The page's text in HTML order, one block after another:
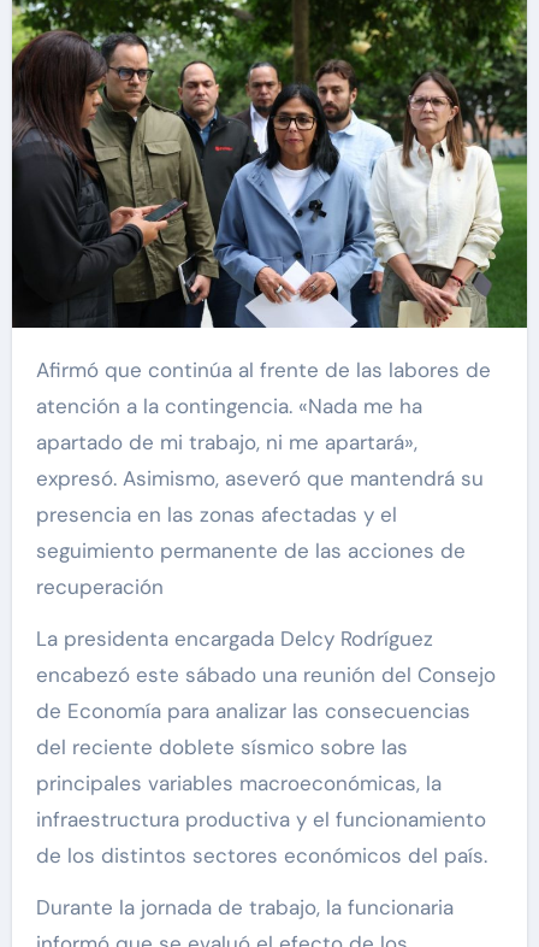
Afirmó que continúa al frente de las labores de
atención a la contingencia. «Nada me ha
apartado de mi trabajo, ni me apartará»,
expresó. Asimismo, aseveró que mantendrá su
presencia en las zonas afectadas y el
seguimiento permanente de las acciones de
recuperación
La presidenta encargada Delcy Rodríguez
encabezó este sábado una reunión del Consejo
de Economía para analizar las consecuencias
del reciente doblete sísmico sobre las
principales variables macroeconómicas, la
infraestructura productiva y el funcionamiento
de los distintos sectores económicos del país.
Durante la jornada de trabajo, la funcionaria